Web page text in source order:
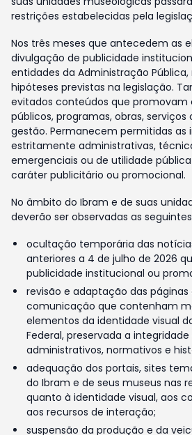
restrições estabelecidas pela
Nos três meses que antecedem as
divulgação de publicidade
entidades da Administração Pública,
hipóteses previstas na legislação.
evitados conteúdos que promovam
públicos, programas, obras, serviços
gestão. Permanecem permitidas as
estritamente administrativas,
emergenciais ou de utilidade
caráter publicitário ou promocional.
No âmbito do Ibram e de suas
deverão ser observadas as
ocultação temporária das
anteriores a 4 de julho de 2026
publicidade institucional ou
revisão e adaptação das páginas
comunicação que contenham
elementos da identidade visual
Federal, preservada a
administrativos, normativos e
adequação dos portais, sites
do Ibram e de seus museus nas
quanto à identidade visual, aos
aos recursos de interação;
suspensão da produção e da